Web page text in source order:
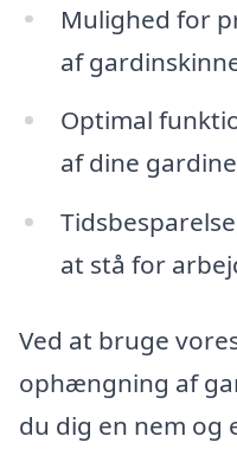
Mulighed for
af
Optimal
af dine
at stå for
Ved at bruge
ophængning af
du dig en nem og